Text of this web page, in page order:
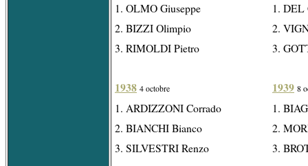
1. OLMO Giuseppe
2. BIZZI Olimpio
3. RIMOLDI Pietro
1938 4 octobre
1. ARDIZZONI Corrado
2. BIANCHI Bianco
3. SILVESTRI Renzo
1. DEL
2.
3.
1939 8
1.
2.
3.